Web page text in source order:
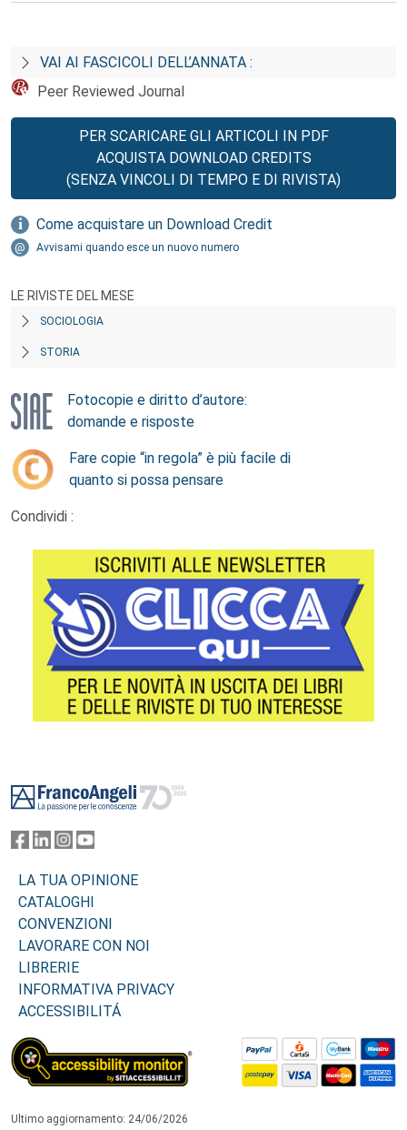
VAI AI FASCICOLI DELL’ANNATA :
Peer Reviewed Journal
PER SCARICARE GLI ARTICOLI IN PDF
ACQUISTA DOWNLOAD CREDITS
(SENZA VINCOLI DI TEMPO E DI RIVISTA)
Come acquistare un Download Credit
Avvisami quando esce un nuovo numero
LE RIVISTE DEL MESE
SOCIOLOGIA
STORIA
Fotocopie e diritto d’autore:
domande e risposte
Fare copie “in regola” è più facile di
quanto si possa pensare
Condividi :
LA TUA OPINIONE
CATALOGHI
CONVENZIONI
LAVORARE CON NOI
LIBRERIE
INFORMATIVA PRIVACY
ACCESSIBILITÁ
Ultimo aggiornamento: 24/06/2026